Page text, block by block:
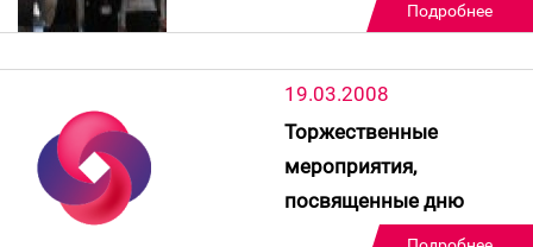
Подробнее
19.03.2008
Торжественные
мероприятия,
посвященные дню
торговлю